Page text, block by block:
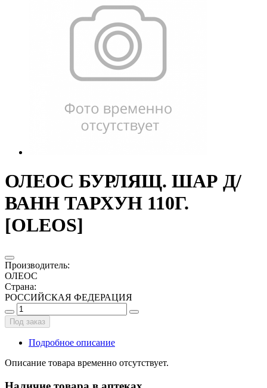
ОЛЕОС БУРЛЯЩ. ШАР Д/
ВАНН ТАРХУН 110Г.
[OLEOS]
Производитель:
ОЛЕОС
Страна:
РОССИЙСКАЯ ФЕДЕРАЦИЯ
Под заказ
Подробное описание
Описание товара временно отсутствует.